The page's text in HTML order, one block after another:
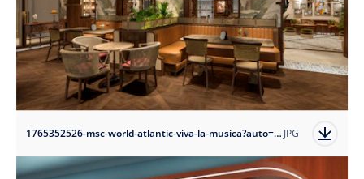
1765352526-msc-world-atlantic-viva-la-musica?auto=format JPG